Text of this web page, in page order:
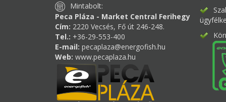
Mintabolt:
Peca Pláza - Market Central Ferihegy
Cím: 2220 Vecsés, Fő út 246-248.
Tel.: +36-29-553-400
E-mail: pecaplaza@energofish.hu
Web: www.pecaplaza.hu